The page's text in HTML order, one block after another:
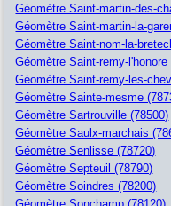
Géomètre Saint-martin-des-
Géomètre Saint-martin-la-
Géomètre Saint-nom-la-
Géomètre Saint-remy-l'honore
Géomètre Saint-remy-les-
Géomètre Sainte-mesme
Géomètre Sartrouville (78500)
Géomètre Saulx-marchais
Géomètre Senlisse (78720)
Géomètre Septeuil (78790)
Géomètre Soindres (78200)